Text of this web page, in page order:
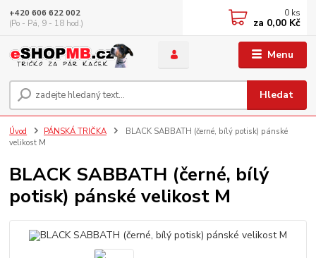
Menu
Hledat
+420 606 622 002
(Po - Pá, 9 - 18 hod.)
0 ks
za 0,00 Kč
Úvod PÁNSKÁ TRIČKA
BLACK SABBATH (černé, bílý potisk) pánské
velikost M
BLACK SABBATH (černé, bílý
potisk) pánské velikost M